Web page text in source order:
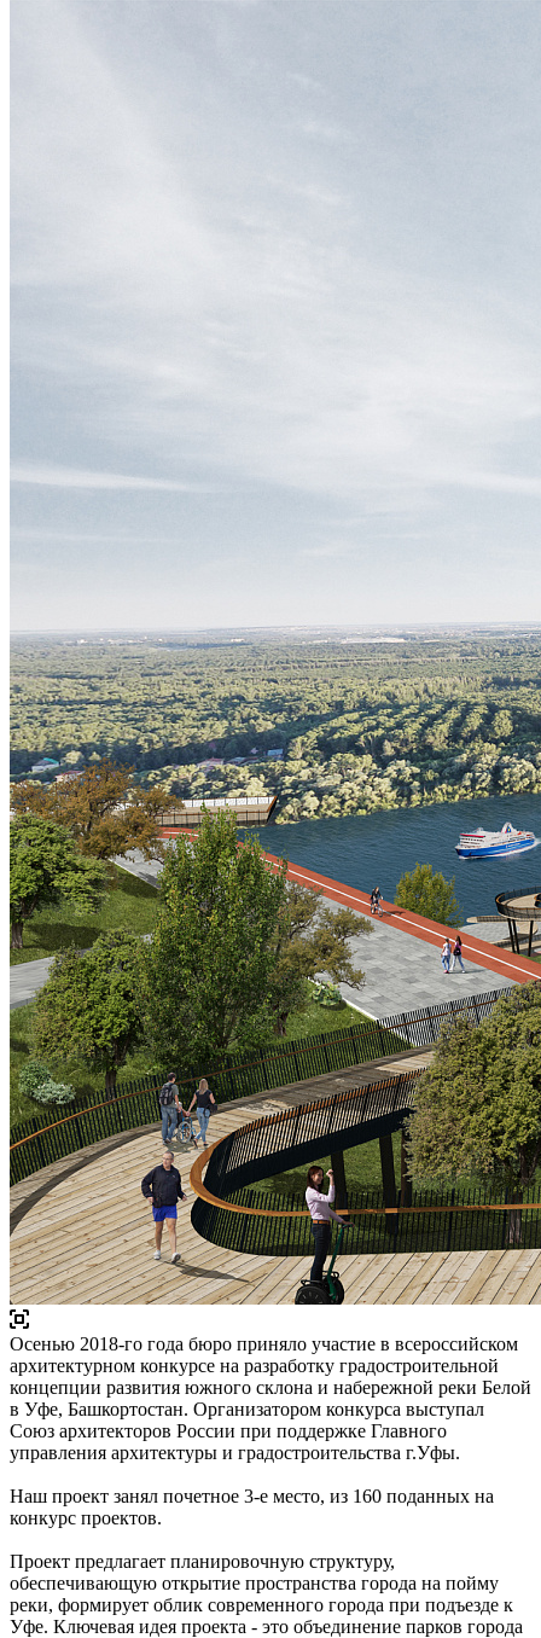
Осенью 2018-го года бюро приняло участие в всероссийском
архитектурном конкурсе на разработку градостроительной
концепции развития южного склона и набережной реки Белой
в Уфе, Башкортостан. Организатором конкурса выступал
Союз архитекторов России при поддержке Главного
управления архитектуры и градостроительства г.Уфы.
Наш проект занял почетное 3-е место, из 160 поданных на
конкурс проектов.
Проект предлагает планировочную структуру,
обеспечивающую открытие пространства города на пойму
реки, формирует облик современного города при подъезде к
Уфе. Ключевая идея проекта - это объединение парков города